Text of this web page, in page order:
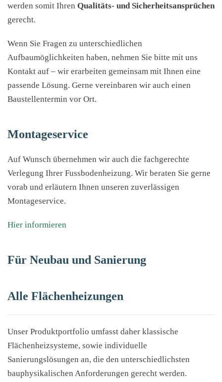
werden somit Ihren Qualitäts- und Sicherheitsansprüchen
gerecht.
Wenn Sie Fragen zu unterschiedlichen
Aufbaumöglichkeiten haben, nehmen Sie bitte mit uns
Kontakt auf – wir erarbeiten gemeinsam mit Ihnen eine
passende Lösung. Gerne vereinbaren wir auch einen
Baustellentermin vor Ort.
Montageservice
Auf Wunsch übernehmen wir auch die fachgerechte
Verlegung Ihrer Fussbodenheizung. Wir beraten Sie gerne
vorab und erläutern Ihnen unseren zuverlässigen
Montageservice.
Hier informieren
Für Neubau und Sanierung
Alle Flächenheizungen
Unser Produktportfolio umfasst daher klassische
Flächenheizsysteme, sowie individuelle
Sanierungslösungen an, die den unterschiedlichsten
bauphysikalischen Anforderungen gerecht werden.